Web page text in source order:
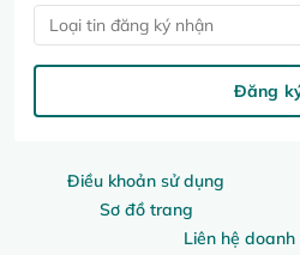
Điều khoản sử dụng
Sơ đồ trang
Liên hệ
Loại tin đăng ký nhận
Đăng